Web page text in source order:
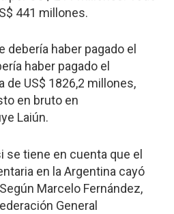
441 millones.
debería haber pagado el
haber pagado el
de US$ 1826,2 millones,
en bruto en
Laiún.
se tiene en cuenta que el
en la Argentina cayó
Marcelo Fernández,
General